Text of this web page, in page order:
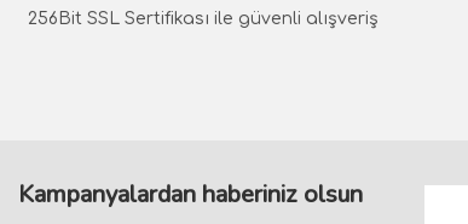
Ürün fiyatı diğer sitelerden daha pahalı.
256Bit SSL Sertifikası ile güvenli alışveriş
Kampanyalardan haberiniz olsun